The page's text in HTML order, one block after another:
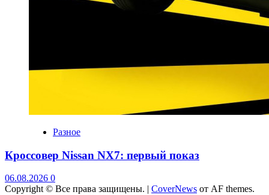
Разное
Кроссовер Nissan NX7: первый показ
06.08.2026 0
Copyright © Все права защищены. | CoverNews от AF themes.